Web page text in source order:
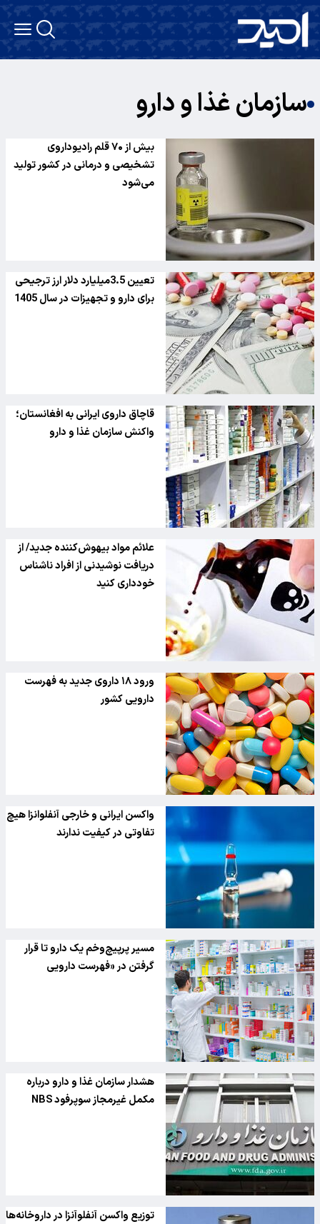
سازمان غذا و دارو
بیش از ۷۰ قلم رادیوداروی
تشخیصی و درمانی در کشور تولید
می‌شود
تعیین 3.5میلیارد دلار ارز ترجیحی
برای دارو و تجهیزات در سال 1405
قاچاق داروی ایرانی به افغانستان؛
واکنش سازمان غذا و دارو
علائم مواد بیهوش‌کننده جدید/ از
دریافت نوشیدنی از افراد ناشناس
خودداری کنید
ورود ۱۸ داروی جدید به فهرست
دارویی کشور
واکسن ایرانی و خارجی آنفلوانزا هیچ
تفاوتی در کیفیت ندارند
مسیر پرپیچ‌وخم یک دارو تا قرار
گرفتن در «فهرست دارویی
هشدار سازمان غذا و دارو درباره
مکمل غیرمجاز سوپرفود NBS
توزیع واکسن‌ آنفلوآنزا در داروخانه‌ها